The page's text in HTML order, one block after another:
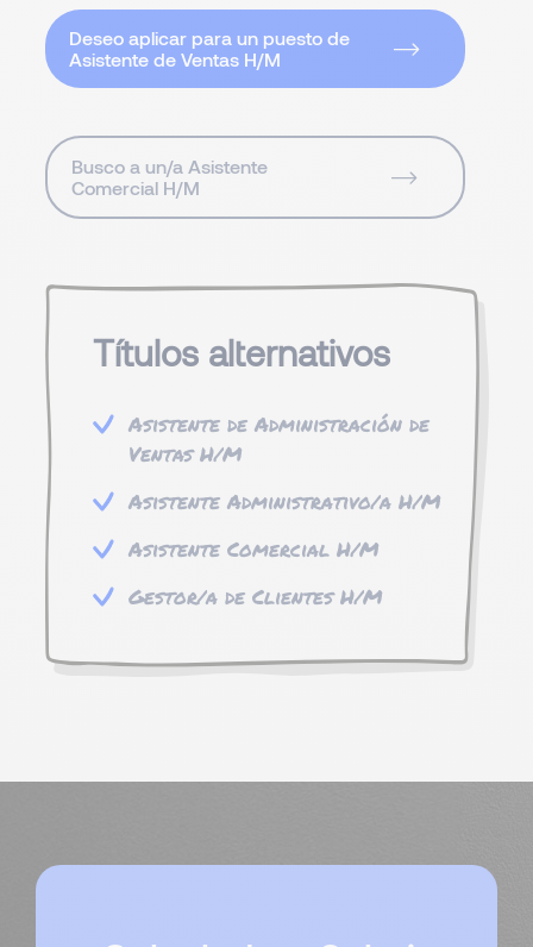
Deseo aplicar para un puesto de
Asistente de Ventas H/M
Busco a un/a Asistente
Comercial H/M
Títulos alternativos
Asistente de Administración de
Ventas H/M
Asistente Administrativo/a H/M
Asistente Comercial H/M
Gestor/a de Clientes H/M